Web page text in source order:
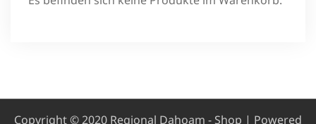
Copyright © 2020 Regional Dahoam - Shop | Powered